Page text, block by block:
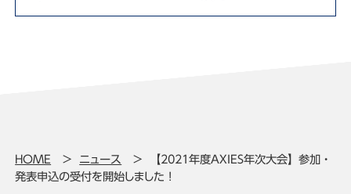
HOME ニュース
【2021年度AXIES年次大会】参加・
発表申込の受付を開始しました！